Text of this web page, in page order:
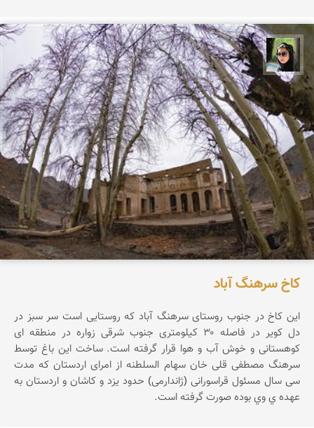
سپیده اصلان
کاخ سرهنگ آباد
این کاخ در جنوب روستای سرهنگ آباد که روستایی است سر سبز در
دل کویر در فاصله ۳۰ کیلومتری جنوب شرقی زواره در منطقه ای
کوهستانی و خوش آب و هوا قرار گرفته است. ساخت این باغ توسط
سرهنگ مصطفی قلی خان سهام السلطنه از امرای اردستان که مدت
سی سال مسئول قراسورانی (ژاندارمی) حدود یزد و کاشان و اردستان به
عهده ي وي بوده صورت گرفته است.